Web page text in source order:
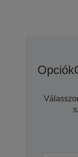
Opciók